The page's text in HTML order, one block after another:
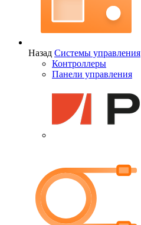
Назад Системы управления
Контроллеры
Панели управления